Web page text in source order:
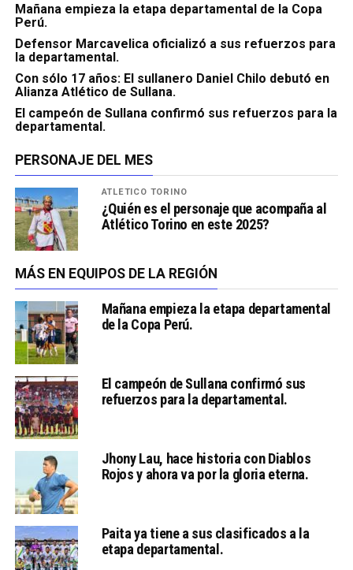
Mañana empieza la etapa departamental de la Copa
Perú.
Defensor Marcavelica oficializó a sus refuerzos para
la departamental.
Con sólo 17 años: El sullanero Daniel Chilo debutó en
Alianza Atlético de Sullana.
El campeón de Sullana confirmó sus refuerzos para la
departamental.
PERSONAJE DEL MES
ATLÉTICO TORINO
¿Quién es el personaje que acompaña al
Atlético Torino en este 2025?
MÁS EN EQUIPOS DE LA REGIÓN
Mañana empieza la etapa departamental
de la Copa Perú.
El campeón de Sullana confirmó sus
refuerzos para la departamental.
Jhony Lau, hace historia con Diablos
Rojos y ahora va por la gloria eterna.
Paita ya tiene a sus clasificados a la
etapa departamental.